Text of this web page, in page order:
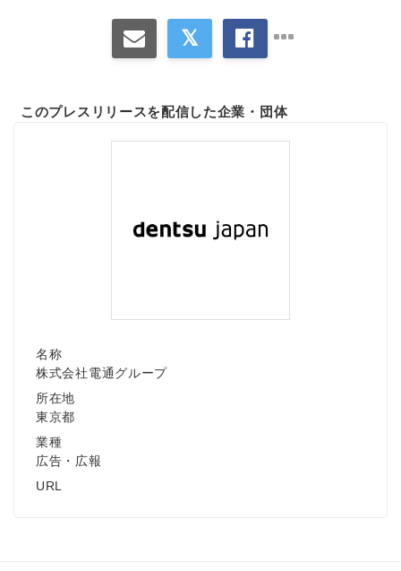
このプレスリリースを配信した企業・団体
名称
株式会社電通グループ
所在地
東京都
業種
広告・広報
URL